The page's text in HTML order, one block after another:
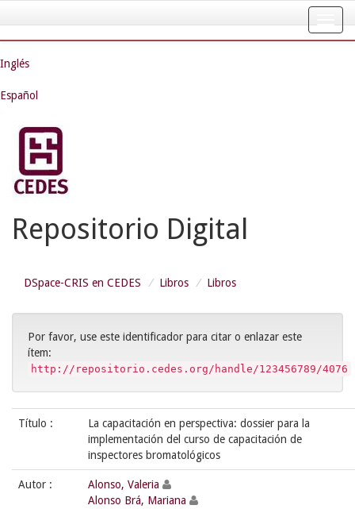
navigation
Inglés
Español
Repositorio Digital
DSpace-CRIS en CEDES Libros Libros
Por favor, use este identificador para citar o enlazar este
ítem:
http://repositorio.cedes.org/handle/123456789/4076
Título :
La capacitación en perspectiva: dossier para la
implementación del curso de capacitación de
inspectores bromatológicos
Autor :
Alonso, Valeria
Alonso Brá, Mariana